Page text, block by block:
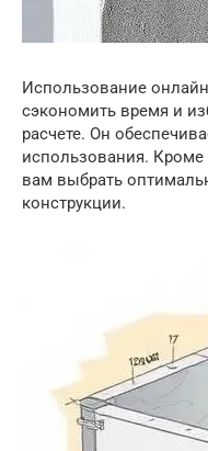
Использование
сэкономить время и
расчете. Он
использования. Кроме
вам выбрать
конструкции.